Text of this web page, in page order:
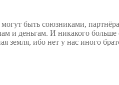
быть союзниками,
и деньгам. И никакого
земля, ибо нет у нас иного